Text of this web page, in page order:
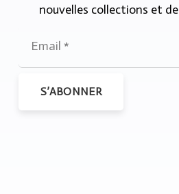
nouvelles collections et
S’ABONNER